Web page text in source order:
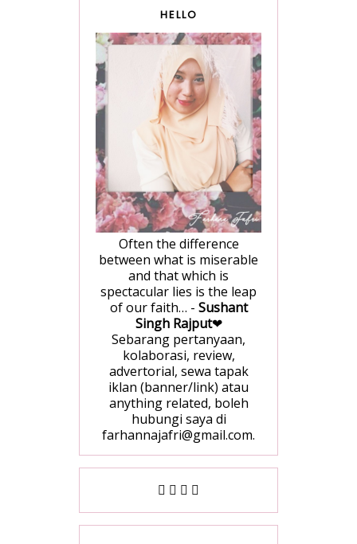
HELLO
Often the difference
between what is miserable
and that which is
spectacular lies is the leap
of our faith… - Sushant
Singh Rajput❤
Sebarang pertanyaan,
kolaborasi, review,
advertorial, sewa tapak
iklan (banner/link) atau
anything related, boleh
hubungi saya di
farhannajafri@gmail.com.